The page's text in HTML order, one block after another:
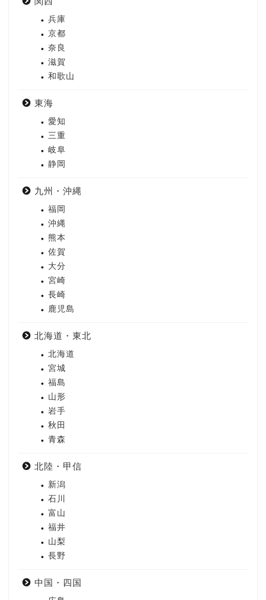
兵庫
京都
奈良
滋賀
和歌山
東海
愛知
三重
岐阜
静岡
九州・沖縄
福岡
沖縄
熊本
佐賀
大分
宮崎
長崎
鹿児島
北海道・東北
北海道
宮城
福島
山形
岩手
秋田
青森
北陸・甲信
新潟
石川
富山
福井
山梨
長野
中国・四国